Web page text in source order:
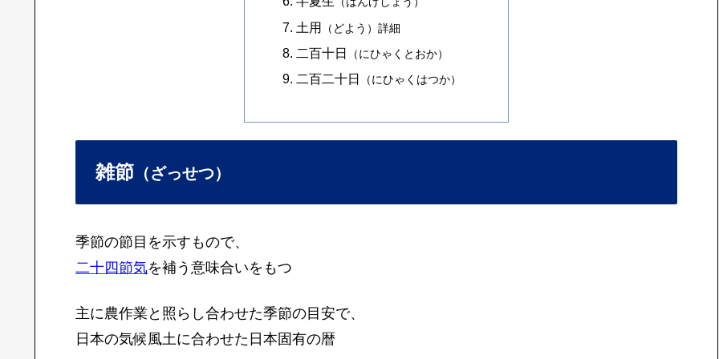
土用 （どよう）詳細
二百十日 （にひゃくとおか）
二百二十日 （にひゃくはつか）
雑節 （ざっせつ）
季節の節目を示すもので、
二十四節気を補う意味合いをもつ
主に農作業と照らし合わせた季節の目安で、
日本の気候風土に合わせた日本固有の暦